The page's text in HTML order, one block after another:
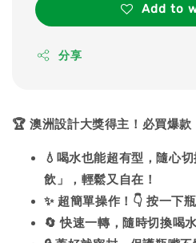
Add to
分享
🏆 澳洲設計大獎得主！必買爆款
💧喝水也能超有型，隨心
飲」，輕鬆又自在！
✨ 超簡單操作！👇 按一下
🔄 快速一轉，隨時切換喝